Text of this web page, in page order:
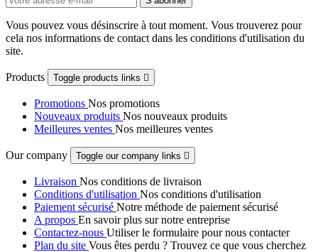
Vous pouvez vous désinscrire à tout moment. Vous trouverez pour
cela nos informations de contact dans les conditions d'utilisation du
site.
Products Toggle products links 
Promotions Nos promotions
Nouveaux produits Nos nouveaux produits
Meilleures ventes Nos meilleures ventes
Our company Toggle our company links 
Livraison Nos conditions de livraison
Conditions d'utilisation Nos conditions d'utilisation
Paiement sécurisé Notre méthode de paiement sécurisé
A propos En savoir plus sur notre entreprise
Contactez-nous Utiliser le formulaire pour nous contacter
Plan du site Vous êtes perdu ? Trouvez ce que vous cherchez